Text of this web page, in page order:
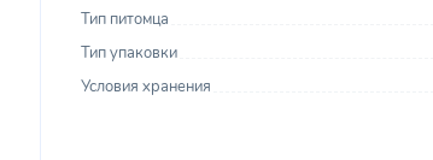
Тип питомца
Тип упаковки
Условия хранения